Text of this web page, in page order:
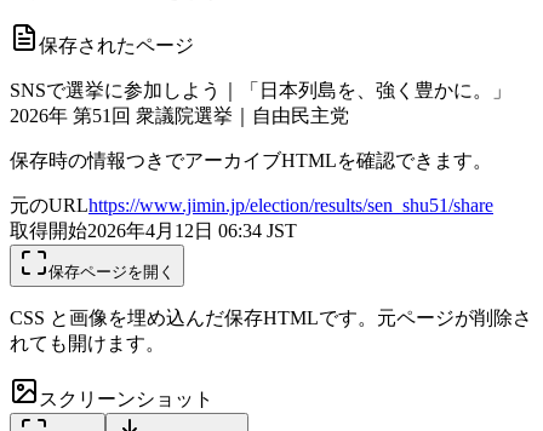
保存されたページ
SNSで選挙に参加しよう｜「日本列島を、強く豊かに。」
2026年 第51回 衆議院選挙｜自由民主党
保存時の情報つきでアーカイブHTMLを確認できます。
元のURLhttps://www.jimin.jp/election/results/sen_shu51/share
取得開始2026年4月12日 06:34 JST
保存ページを開く
CSS と画像を埋め込んだ保存HTMLです。元ページが削除さ
れても開けます。
スクリーンショット